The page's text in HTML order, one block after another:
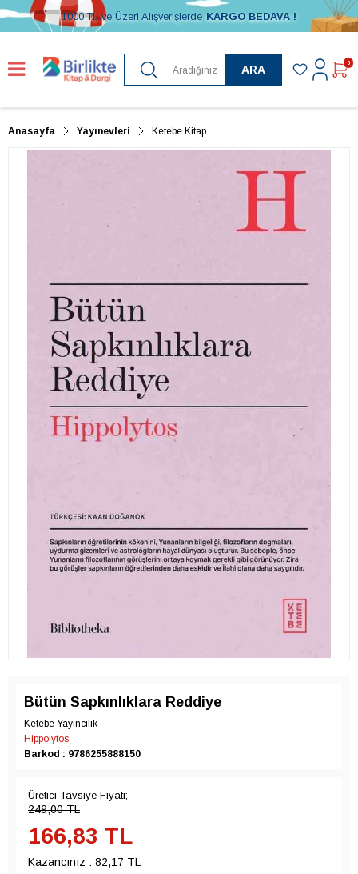
1000 TL ve Üzeri Alışverişlerde KARGO BEDAVA !
ARA
0
Anasayfa Yayınevleri Ketebe Kitap
Bütün Sapkınlıklara Reddiye
Ketebe Yayıncılık
Hippolytos
Barkod : 9786255888150
Üretici Tavsiye Fiyatı;
249,00TL
166,83 TL
Kazancınız : 82,17 TL